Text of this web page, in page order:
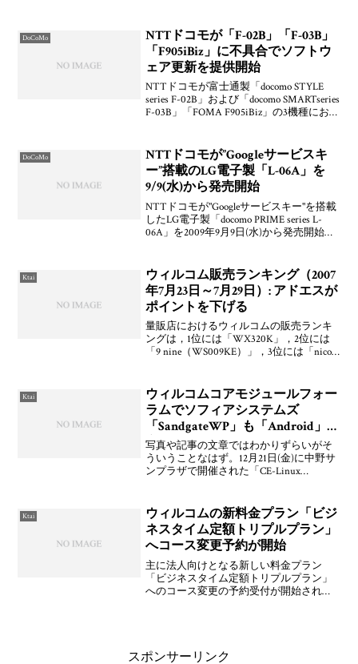
プリとしては「へこませまくり！！
DoCoMo
NTTドコモが「F-02B」「F-03B」
「F905iBiz」に不具合でソフトウ
ェア更新を提供開始
NTTドコモが富士通製「docomo STYLE
series F-02B」および「docomo SMARTseries
F-03B」「FOMA F905iBiz」の3機種におい
DoCoMo
NTTドコモが”Googleサービスキ
ー”搭載のLG電子製「L-06A」を
9/9(水)から発売開始
NTTドコモが"Googleサービスキー"を搭載
したLG電子製「docomo PRIME series L-
06A」を2009年9月9日(水)から発売開始す
発表会やレビ
Ktai
ウィルコム販売ランキング（2007
年7月23日～7月29日）: アドエスが
ポイントを下げる
量販店におけるウィルコムの販売ランキ
ングは，1位には「WX320K」，2位には
「9 nine（WS009KE）」，3位には「nico.
「WX31
Ktai
ウィルコムコアモジュールフォー
ラムでソフィアシステムズ
「SandgateWP」も「Android」を
実機動作に成功
写真や記事の文章ではわかりずらいがそ
ういうことなはず。12月21日(金)に中野サ
ンプラザで開催された「CE-Linux
クノ
Ktai
ウィルコムの新料金プラン「ビジ
ネスタイム定額トリプルプラン」
へコース変更予約が開始
主に法人向けとなる新しい料金プラン
「ビジネスタイム定額トリプルプラン」
へのコース変更の予約受付が開始されて
スポンサーリンク